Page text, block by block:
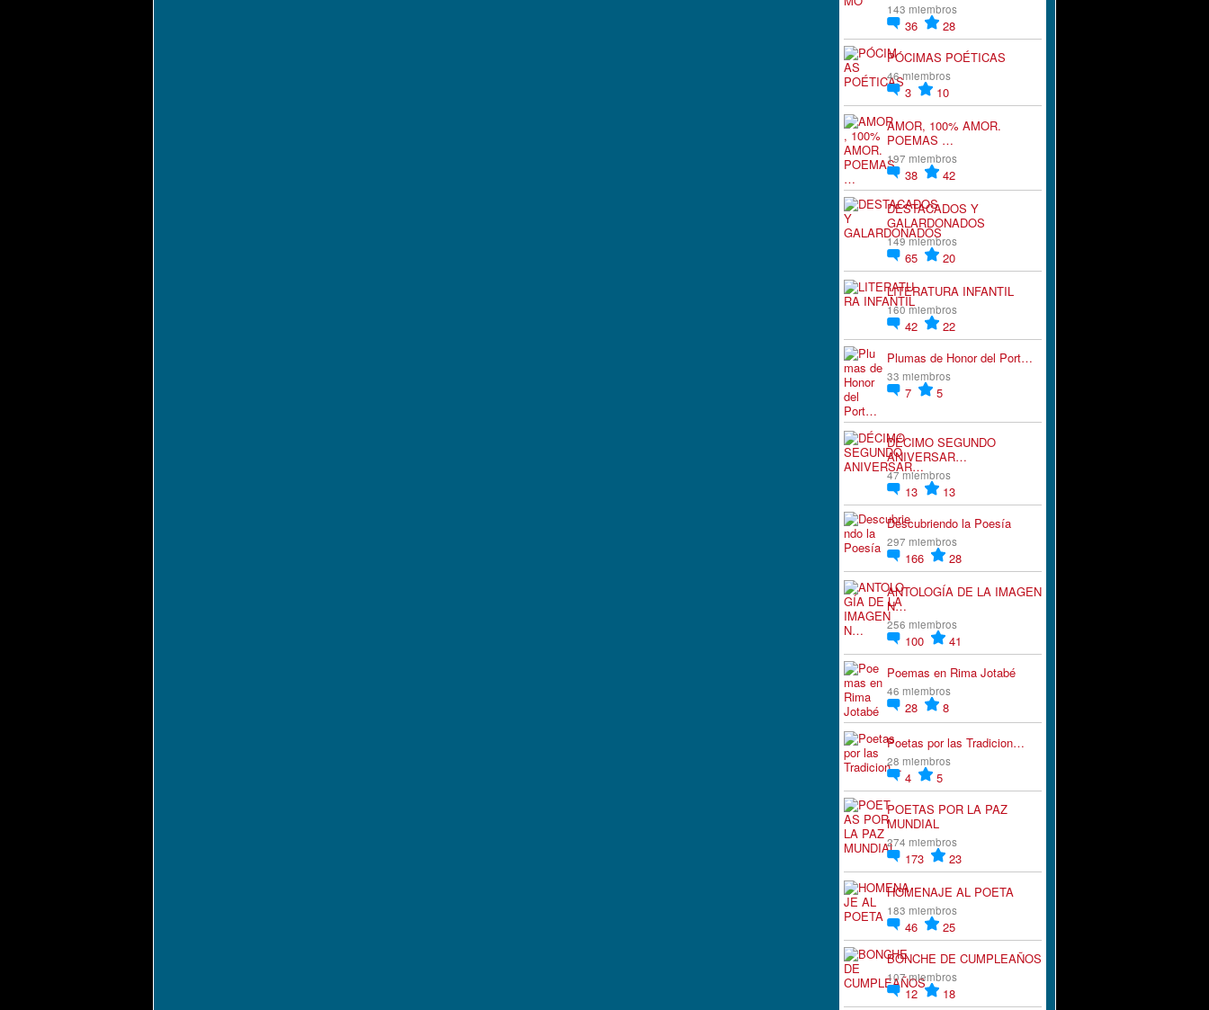
143 miembros
36
28
PÓCIMAS POÉTICAS
46 miembros
3
10
AMOR, 100% AMOR.
POEMAS …
197 miembros
38
42
DESTACADOS Y
GALARDONADOS
149 miembros
65
20
LITERATURA INFANTIL
160 miembros
42
22
Plumas de Honor del Port…
33 miembros
7 5
DÉCIMO SEGUNDO
ANIVERSAR…
47 miembros
13
13
Descubriendo la Poesía
297 miembros
166
28
ANTOLOGÍA DE LA IMAGEN
N…
256 miembros
100
41
Poemas en Rima Jotabé
46 miembros
28 8
Poetas por las Tradicion…
28 miembros
4
5
POETAS POR LA PAZ
MUNDIAL
274 miembros
173
23
HOMENAJE AL POETA
183 miembros
46
25
BONCHE DE CUMPLEAÑOS
107 miembros
12 18